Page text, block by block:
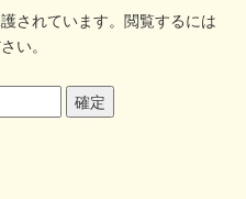
されています。閲覧するには
い。